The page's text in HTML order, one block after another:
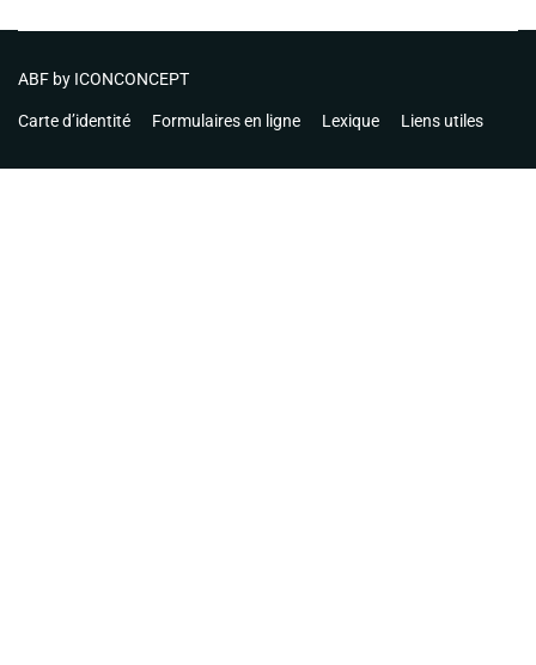
ABF by ICONCONCEPT
Carte d’identité Formulaires en ligne Lexique Liens utiles